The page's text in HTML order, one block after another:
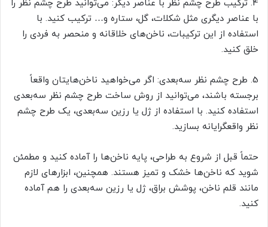
4. ترکیب طرح چشم نظر با عناصر دیگر: می‌توانید طرح چشم نظر را
با عناصر دیگری مثل شکلات، گل، ستاره و… ترکیب کنید. با
استفاده از این ترکیبات، ناخن‌های خلاقانه و منحصر به فردی را
خلق کنید.
5. طرح چشم نظر سه‌بعدی: اگر می‌خواهید ناخن‌هایتان واقعاً
برجسته باشند، می‌توانید از روش ساخت طرح چشم نظر سه‌بعدی
استفاده کنید. با استفاده از ژل یا رزین سه‌بعدی، یک طرح چشم
نظر واقعگرایانه بسازید.
حتماً قبل از شروع به طراحی، پایه ناخن‌ها را آماده کنید و مطمئن
شوید که ناخن‌ها خشک و تمیز هستند. همچنین، ابزارهای لازم
مانند قلم ناخن، پوشش براق، ژل یا رزین سه‌بعدی را هم آماده
کنید.